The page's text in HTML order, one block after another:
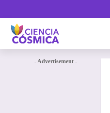
- Advertisement -